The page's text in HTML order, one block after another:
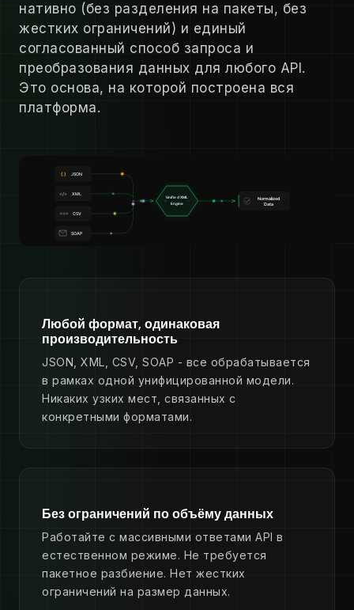
нативно (без разделения на пакеты, без
жестких ограничений) и единый
согласованный способ запроса и
преобразования данных для любого API.
Это основа, на которой построена вся
платформа.
Любой формат, одинаковая
производительность
JSON, XML, CSV, SOAP - все обрабатывается
в рамках одной унифицированной модели.
Никаких узких мест, связанных с
конкретными форматами.
Без ограничений по объёму данных
Работайте с массивными ответами API в
естественном режиме. Не требуется
пакетное разбиение. Нет жестких
ограничений на размер данных.